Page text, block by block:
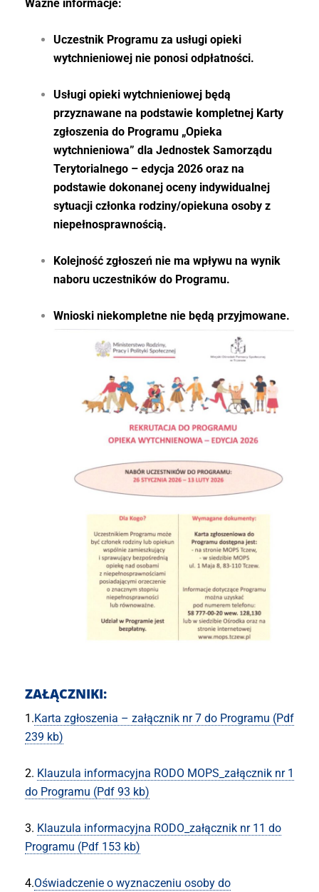
Ważne informacje:
Uczestnik Programu za usługi opieki
wytchnieniowej nie ponosi odpłatności.
Usługi opieki wytchnieniowej będą
przyznawane na podstawie kompletnej Karty
zgłoszenia do Programu „Opieka
wytchnieniowa” dla Jednostek Samorządu
Terytorialnego – edycja 2026 oraz na
podstawie dokonanej oceny indywidualnej
sytuacji członka rodziny/opiekuna osoby z
niepełnosprawnością.
Kolejność zgłoszeń nie ma wpływu na wynik
naboru uczestników do Programu.
Wnioski niekompletne nie będą przyjmowane.
ZAŁĄCZNIKI:
1.Karta zgłoszenia – załącznik nr 7 do Programu (Pdf
239 kb)
2. Klauzula informacyjna RODO MOPS_załącznik nr 1
do Programu (Pdf 93 kb)
3. Klauzula informacyjna RODO_załącznik nr 11 do
Programu (Pdf 153 kb)
4.Oświadczenie o wyznaczeniu osoby do